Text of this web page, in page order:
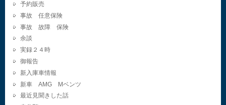
予約販売
事故 任意保険
事故 故障 保険
余談
実録２４時
御報告
新入庫車情報
新車 AMG Mベンツ
最近見聞きした話